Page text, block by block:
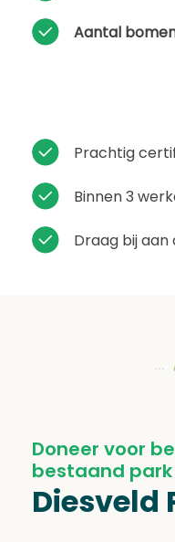
Aantal
Prachtig
Binnen 3
Draag bij aan
Doneer voor
bestaand
Diesveld